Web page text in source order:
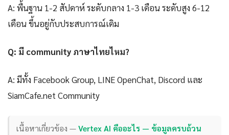
A: พื้นฐาน 1-2 สัปดาห์ ระดับกลาง 1-3 เดือน ระดับสูง 6-12
เดือน ขึ้นอยู่กับประสบการณ์เดิม
Q: มี community ภาษาไทยไหม?
A: มีทั้ง Facebook Group, LINE OpenChat, Discord และ
SiamCafe.net Community
เนื้อหาเกี่ยวข้อง —Vertex AI คืออะไร — ข้อมูลครบถ้วน